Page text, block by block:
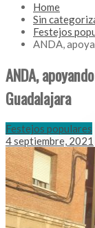
Home
Sin
Festejos
ANDA,
ANDA,
Guadalajara
Festejos populares
4 septiembre, 2021